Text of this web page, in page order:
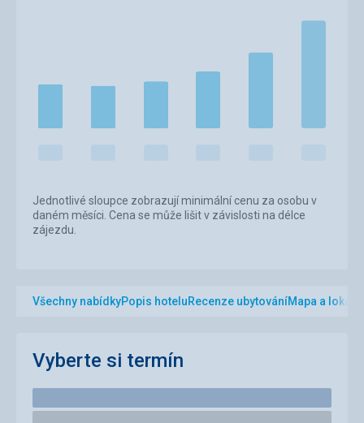
Jednotlivé sloupce zobrazují minimální cenu za osobu v
daném měsíci. Cena se může lišit v závislosti na délce
zájezdu.
Všechny nabídkyPopis hoteluRecenze ubytováníMapa a
Vyberte si termín